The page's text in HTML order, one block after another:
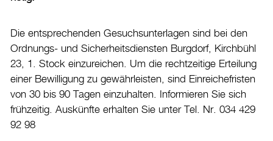
Drucken
Die entsprechenden Gesuchsunterlagen sind bei den
Ordnungs- und Sicherheitsdiensten Burgdorf, Kirchbühl
23, 1. Stock einzureichen. Um die rechtzeitige Erteilung
einer Bewilligung zu gewährleisten, sind Einreichefristen
von 30 bis 90 Tagen einzuhalten. Informieren Sie sich
frühzeitig. Auskünfte erhalten Sie unter Tel. Nr. 034 429
92 98